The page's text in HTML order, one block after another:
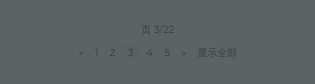
页 3/22
«
1 2 3 4 5 » 显示全部